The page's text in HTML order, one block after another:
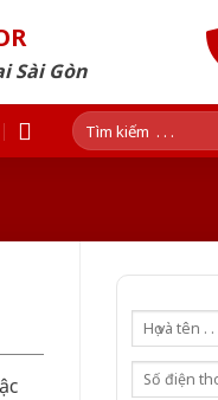
Sài Gòn
Tìm
kiếm: